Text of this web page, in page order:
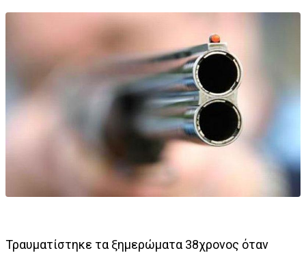
Τραυματίστηκε τα ξημερώματα 38χρονος όταν